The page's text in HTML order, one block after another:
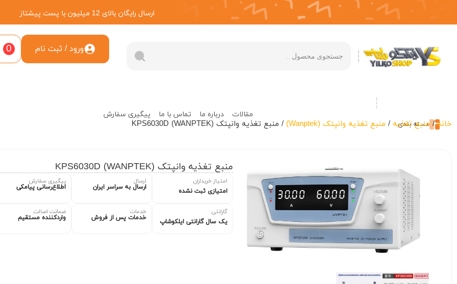
ارسال رایگان بالای 12 میلیون با پست پیشتاز
ورود / ثبت نام 0
دسته بندی
مقالات درباره ما تماس با ما پیگیری سفارش
خانه/ منبع تغذیه / منبع تغذیه وانپتک (Wanptek) / منبع تغذیه وانپتک (WANPTEK) KPS6030D
منبع تغذیه وانپتک (WANPTEK) KPS6030D
امتیاز خریداران
امتیازی ثبت نشده
ارسال
ارسال به سراسر ایران
پیگیری سفارش
اطلاع‌رسانی پیامکی
گارانتی
یک سال گارانتی ایلکوشاپ
خدمات
خدمات پس از فروش
ضمانت اصالت
واردکننده مستقیم